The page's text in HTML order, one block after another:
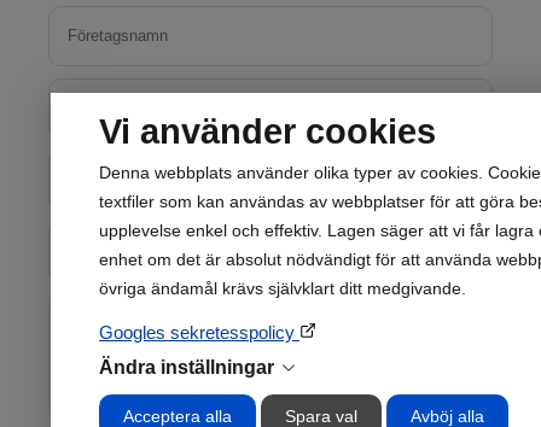
Vi använder cookies
Denna webbplats använder olika typer av cookies.
textfiler som kan användas av webbplatser för att göra
upplevelse enkel och effektiv. Lagen säger att vi får lagra
enhet om det är absolut nödvändigt för att använda
övriga ändamål krävs självklart ditt medgivande.
Googles sekretesspolicy
Ändra inställningar
Acceptera alla Spara val
Avböj alla